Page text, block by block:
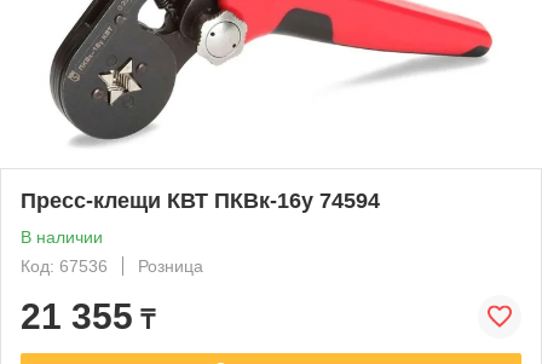
Пресс-клещи КВТ ПКВк-16у 74594
В наличии
Код: 67536
Розница
21 355 ₸